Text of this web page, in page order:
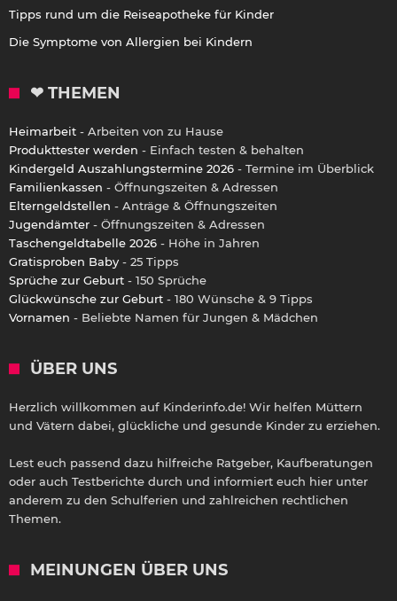
Tipps rund um die Reiseapotheke für Kinder
Die Symptome von Allergien bei Kindern
❤ THEMEN
Heimarbeit - Arbeiten von zu Hause
Produkttester werden - Einfach testen & behalten
Kindergeld Auszahlungstermine 2026 - Termine im Überblick
Familienkassen - Öffnungszeiten & Adressen
Elterngeldstellen - Anträge & Öffnungszeiten
Jugendämter - Öffnungszeiten & Adressen
Taschengeldtabelle 2026 - Höhe in Jahren
Gratisproben Baby - 25 Tipps
Sprüche zur Geburt - 150 Sprüche
Glückwünsche zur Geburt - 180 Wünsche & 9 Tipps
Vornamen - Beliebte Namen für Jungen & Mädchen
ÜBER UNS
Herzlich willkommen auf Kinderinfo.de! Wir helfen Müttern
und Vätern dabei, glückliche und gesunde Kinder zu erziehen.
Lest euch passend dazu hilfreiche Ratgeber, Kaufberatungen
oder auch Testberichte durch und informiert euch hier unter
anderem zu den Schulferien und zahlreichen rechtlichen
Themen.
MEINUNGEN ÜBER UNS